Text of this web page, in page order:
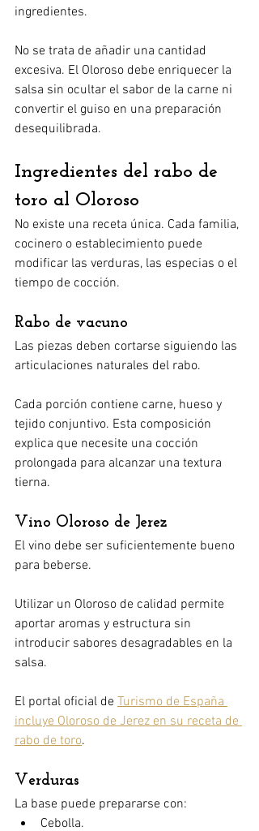
ingredientes.
No se trata de añadir una cantidad
excesiva. El Oloroso debe enriquecer la
salsa sin ocultar el sabor de la carne ni
convertir el guiso en una preparación
desequilibrada.
Ingredientes del rabo de
toro al Oloroso
No existe una receta única. Cada familia,
cocinero o establecimiento puede
modificar las verduras, las especias o el
tiempo de cocción.
Rabo de vacuno
Las piezas deben cortarse siguiendo las
articulaciones naturales del rabo.
Cada porción contiene carne, hueso y
tejido conjuntivo. Esta composición
explica que necesite una cocción
prolongada para alcanzar una textura
tierna.
Vino Oloroso de Jerez
El vino debe ser suficientemente bueno
para beberse.
Utilizar un Oloroso de calidad permite
aportar aromas y estructura sin
introducir sabores desagradables en la
salsa.
El portal oficial de Turismo de España
incluye Oloroso de Jerez en su receta de
rabo de toro.
Verduras
La base puede prepararse con:
Cebolla.